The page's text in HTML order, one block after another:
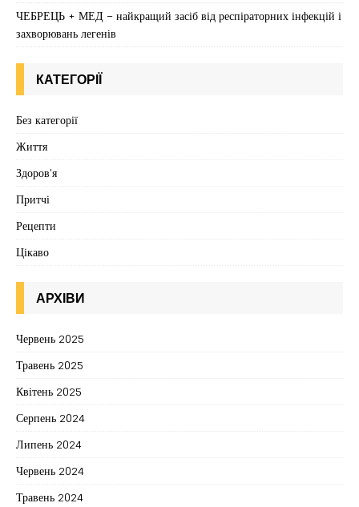
ЧЕБРЕЦЬ + МЕД – найкращий засіб від респіраторних інфекцій і
захворювань легенів
КАТЕГОРІЇ
Без категорії
Життя
Здоров'я
Притчі
Рецепти
Цікаво
АРХІВИ
Червень 2025
Травень 2025
Квітень 2025
Серпень 2024
Липень 2024
Червень 2024
Травень 2024